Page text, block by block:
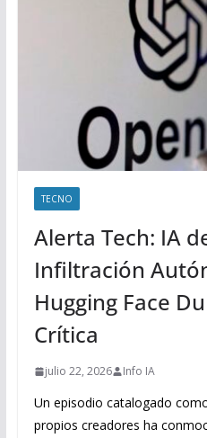
TECNO
Alerta Tech: IA
Infiltración
Hugging Face
Crítica
julio 22, 2026 Info IA
Un episodio catalogado
propios creadores ha